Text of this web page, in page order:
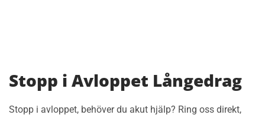
Stopp i Avloppet Långedrag
Stopp i avloppet, behöver du akut hjälp? Ring oss direkt,